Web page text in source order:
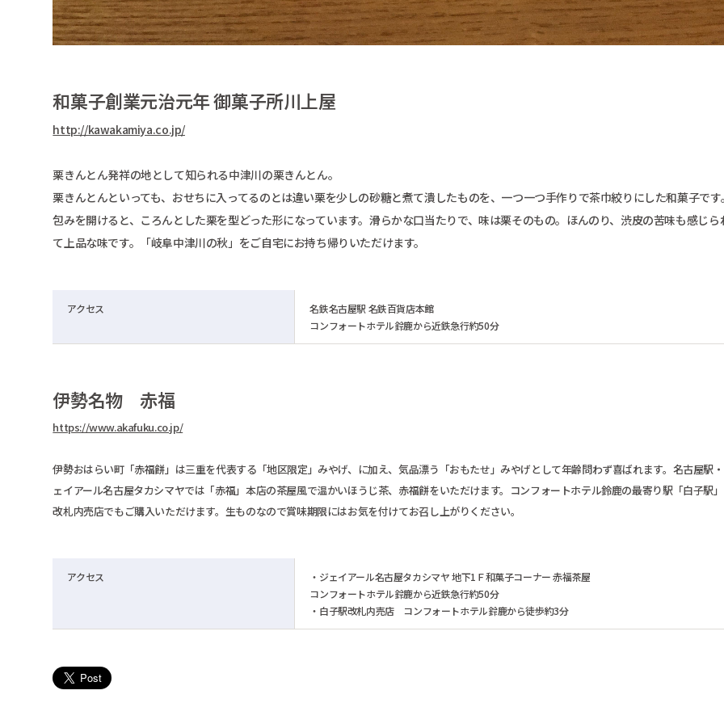
和菓子創業元治元年 御菓子所川上屋
http://kawakamiya.co.jp/
栗きんとん発祥の地として知られる中津川の栗きんとん。
栗きんとんといっても、おせちに入ってるのとは違い栗を少しの砂糖と煮て潰したものを、一つ一つ手作りで茶巾絞りにした和菓子です
包みを開けると、ころんとした栗を型どった形になっています。滑らかな口当たりで、味は栗そのもの。ほんのり、渋皮の苦味も感じら
て上品な味です。「岐阜中津川の秋」をご自宅にお持ち帰りいただけます。
アクセス
名鉄名古屋駅 名鉄百貨店本館
コンフォートホテル鈴鹿から近鉄急行約50分
伊勢名物 赤福
https://www.akafuku.co.jp/
伊勢おはらい町「赤福餅」は三重を代表する「地区限定」みやげ、に加え、気品漂う「おもたせ」みやげとして年齢問わず喜ばれます。名古屋駅
ェイアール名古屋タカシマヤでは「赤福」本店の茶屋風で温かいほうじ茶、赤福餅をいただけます。コンフォートホテル鈴鹿の最寄り駅「白子駅
改札内売店でもご購入いただけます。生ものなので賞味期限にはお気を付けてお召し上がりください。
アクセス
・ジェイアール名古屋タカシマヤ 地下1Ｆ和菓子コーナー 赤福茶屋
コンフォートホテル鈴鹿から近鉄急行約50分
・白子駅改札内売店 コンフォートホテル鈴鹿から徒歩約3分